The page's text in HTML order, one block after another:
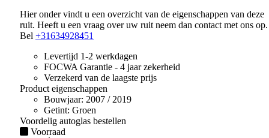
Hier onder vindt u een overzicht van de eigenschappen van deze
ruit. Heeft u een vraag over uw ruit neem dan contact met ons op.
Bel +31634928451
Levertijd 1-2 werkdagen
FOCWA Garantie - 4 jaar zekerheid
Verzekerd van de laagste prijs
Product eigenschappen
Bouwjaar: 2007 / 2019
Getint: Groen
Voordelig autoglas bestellen
Voorraad